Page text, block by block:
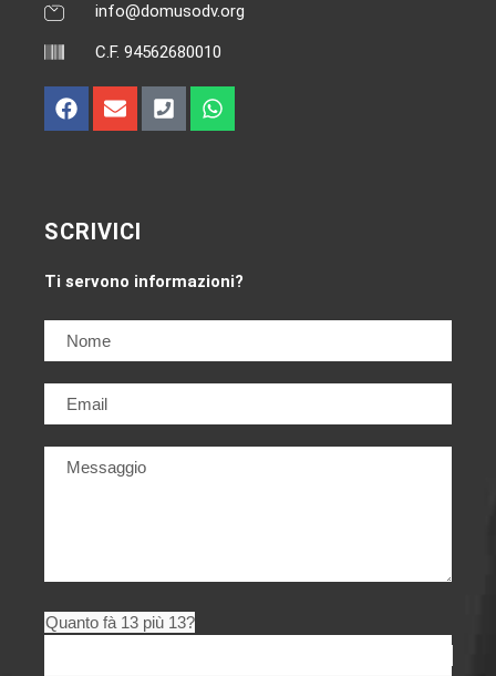
info@domusodv.org
C.F. 94562680010
SCRIVICI
Ti servono informazioni?
Quanto fà 13 più 13?